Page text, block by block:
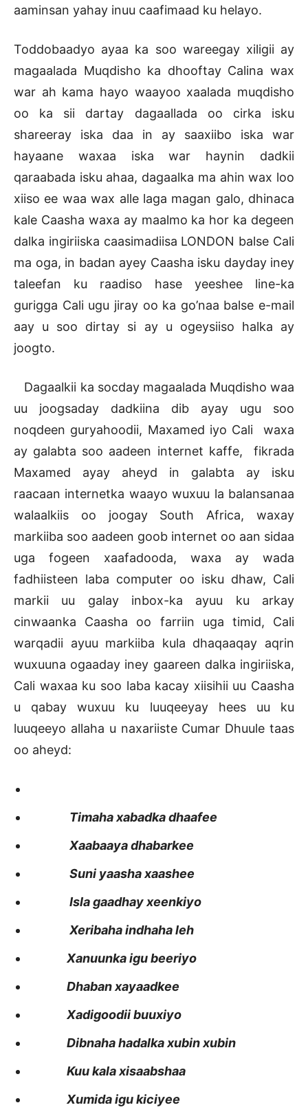
aaminsan yahay inuu caafimaad ku helayo.
Toddobaadyo ayaa ka soo wareegay xiligii ay
magaalada Muqdisho ka dhooftay Calina wax
war ah kama hayo waayoo xaalada muqdisho
oo ka sii dartay dagaallada oo cirka isku
shareeray iska daa in ay saaxiibo iska war
hayaane waxaa iska war haynin dadkii
qaraabada isku ahaa, dagaalka ma ahin wax loo
xiiso ee waa wax alle laga magan galo, dhinaca
kale Caasha waxa ay maalmo ka hor ka degeen
dalka ingiriiska caasimadiisa LONDON balse Cali
ma oga, in badan ayey Caasha isku dayday iney
taleefan ku raadiso hase yeeshee line-ka
gurigga Cali ugu jiray oo ka go’naa balse e-mail
aay u soo dirtay si ay u ogeysiiso halka ay
joogto.
Dagaalkii ka socday magaalada Muqdisho waa
uu joogsaday dadkiina dib ayay ugu soo
noqdeen guryahoodii, Maxamed iyo Cali waxa
ay galabta soo aadeen internet kaffe, fikrada
Maxamed ayay aheyd in galabta ay isku
raacaan internetka waayo wuxuu la balansanaa
walaalkiis oo joogay South Africa, waxay
markiiba soo aadeen goob internet oo aan sidaa
uga fogeen xaafadooda, waxa ay wada
fadhiisteen laba computer oo isku dhaw, Cali
markii uu galay inbox-ka ayuu ku arkay
cinwaanka Caasha oo farriin uga timid, Cali
warqadii ayuu markiiba kula dhaqaaqay aqrin
wuxuuna ogaaday iney gaareen dalka ingiriiska,
Cali waxaa ku soo laba kacay xiisihii uu Caasha
u qabay wuxuu ku luuqeeyay hees uu ku
luuqeeyo allaha u naxariiste Cumar Dhuule taas
oo aheyd:
Timaha xabadka dhaafee
Xaabaaya dhabarkee
Suni yaasha xaashee
Isla gaadhay xeenkiyo
Xeribaha indhaha leh
Xanuunka igu beeriyo
Dhaban xayaadkee
Xadigoodii buuxiyo
Dibnaha hadalka xubin xubin
Kuu kala xisaabshaa
Xumida igu kiciyee